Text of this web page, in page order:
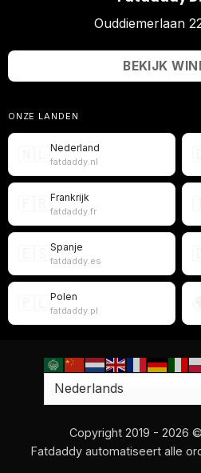
Ouddiemerlaan
BEKIJK
ONZE LANDEN
Nederland
fatdaddy.nl
Frankrijk
fatdaddy.fr
Spanje
fatdaddy.es
Polen
fatdaddy.pl
Copyright 2019 - 2026 ©
Fatdaddy automatiseert alle